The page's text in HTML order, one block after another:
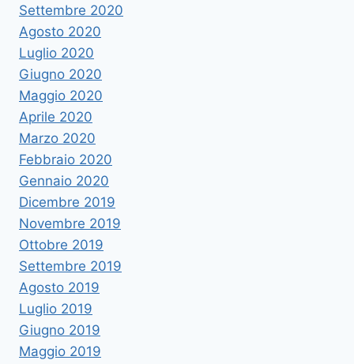
Settembre 2020
Agosto 2020
Luglio 2020
Giugno 2020
Maggio 2020
Aprile 2020
Marzo 2020
Febbraio 2020
Gennaio 2020
Dicembre 2019
Novembre 2019
Ottobre 2019
Settembre 2019
Agosto 2019
Luglio 2019
Giugno 2019
Maggio 2019